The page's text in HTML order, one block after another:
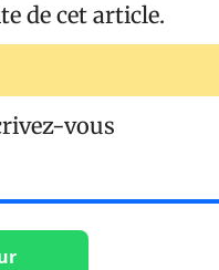
de cet article.
vous